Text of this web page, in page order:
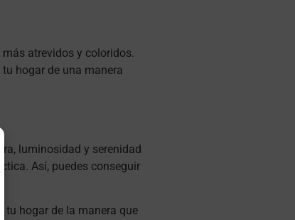
atrevidos y coloridos.
hogar de una manera
luminosidad y serenidad
Así, puedes conseguir
tu hogar de la manera que